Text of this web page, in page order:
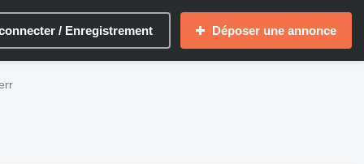
/ Enregistrement Déposer une annonce